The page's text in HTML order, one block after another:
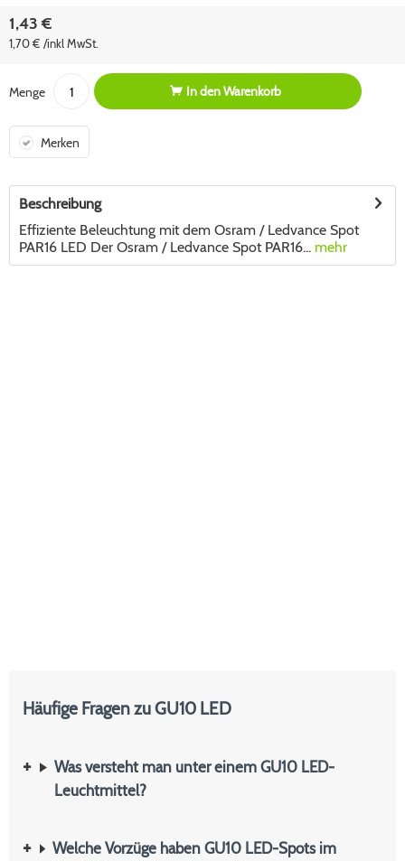
1,43 €
1,70 € /inkl MwSt.
Menge In denWarenkorb
Merken
Beschreibung
Effiziente Beleuchtung mit dem Osram / Ledvance Spot
PAR16 LED Der Osram / Ledvance Spot PAR16... mehr
Häufige Fragen zu GU10 LED
Was versteht man unter einem GU10 LED-
Leuchtmittel?
Welche Vorzüge haben GU10 LED-Spots im